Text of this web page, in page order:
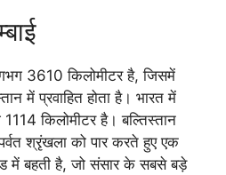
3610 किलोमीटर है, जिसमें
में प्रवाहित होता है। भारत में
किलोमीटर है। बल्तिस्तान
श्रृंखला को पार करते हुए एक
में बहती है, जो संसार के सबसे बड़े